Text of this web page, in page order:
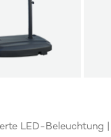
LED-Beleuchtung |